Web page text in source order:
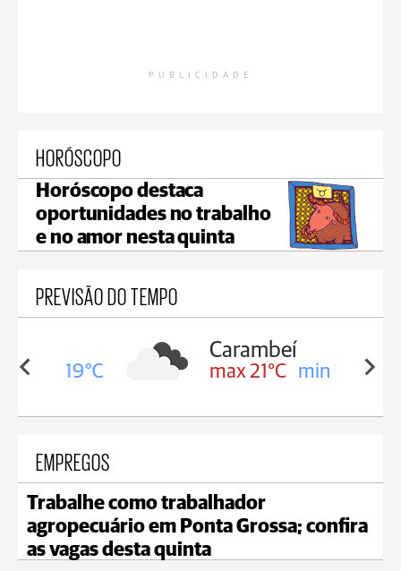
PUBLICIDADE
HORÓSCOPO
Horóscopo destaca
oportunidades no trabalho
e no amor nesta quinta
PREVISÃO DO TEMPO
19°C
Carambeí
max 21°C min 18°C
EMPREGOS
Trabalhe como trabalhador
agropecuário em Ponta Grossa; confira
as vagas desta quinta